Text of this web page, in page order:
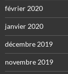
février 2020
janvier 2020
décembre 2019
novembre 2019